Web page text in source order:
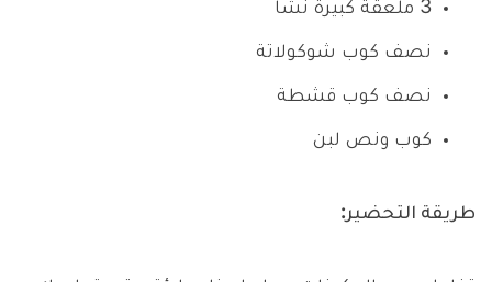
3 ملعقة كبيرة نشا
نصف كوب شوكولاتة
نصف كوب قشطة
كوب ونص لبن
طريقة التحضير: